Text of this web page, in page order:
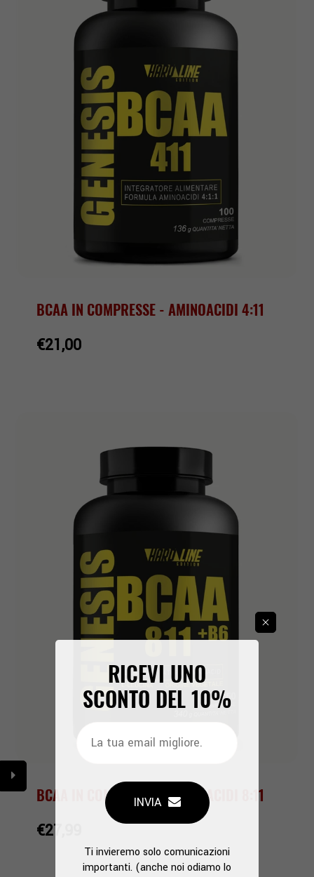
BCAA IN COMPRESSE - AMINOACIDI 4:11
€21,00
BCAA IN COMPRESSE - AMINOACIDI 8:11
€27,99
RICEVI UNO
SCONTO DEL10%
INVIA
Ti invieremo solo comunicazioni
importanti. (anche noi odiamo lo